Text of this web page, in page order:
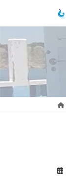
テ
ン
ツ
へ
キ
ッ
ゲ
ー
シ
ョ
に
移